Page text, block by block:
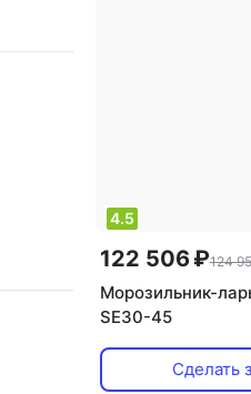
4.5
122 506 ₽124
Морозильник-
SE30-45
Сделать